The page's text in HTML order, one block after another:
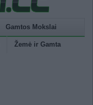
Gamtos Mokslai
Žemė ir Gamta